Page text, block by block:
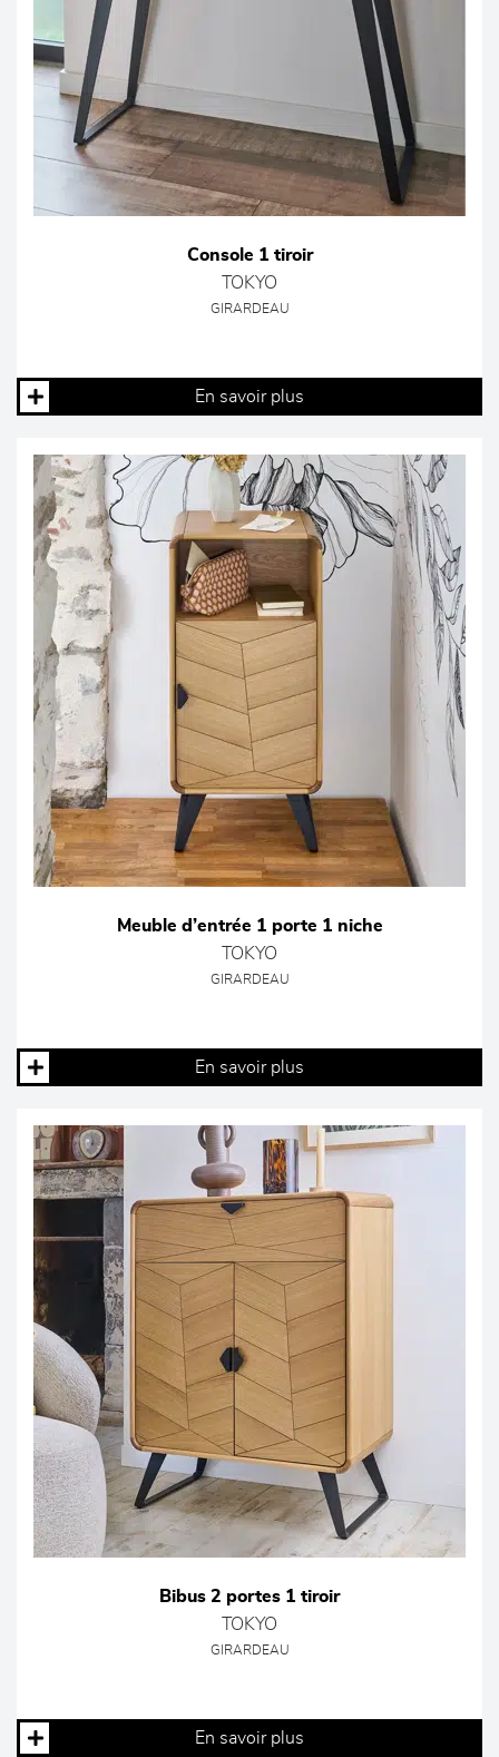
Console 1 tiroir
TOKYO
GIRARDEAU
En savoir plus
Meuble d’entrée 1 porte 1 niche
TOKYO
GIRARDEAU
En savoir plus
Bibus 2 portes 1 tiroir
TOKYO
GIRARDEAU
En savoir plus